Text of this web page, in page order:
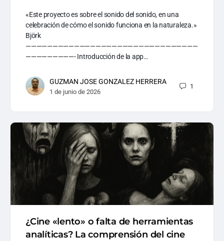
«Este proyecto es sobre el sonido del sonido, en una
celebración de cómo el sonido funciona en la naturaleza.»
Björk
————————————————————————————————
—————————- Introducción de la app…
GUZMAN JOSE GONZALEZ HERRERA
1 de junio de 2026
1
¿Cine «lento» o falta de herramientas
analíticas? La comprensión del cine